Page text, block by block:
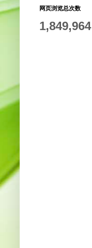
网页浏览总次数
1,849,964